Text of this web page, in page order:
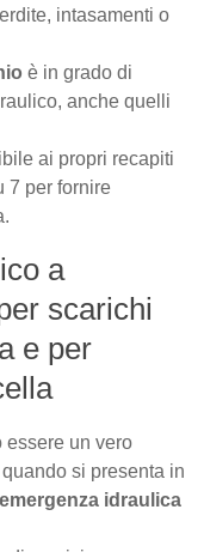
intasamenti o
è in grado di
anche quelli
ai propri recapiti
7 per fornire
a
scarichi
e per
essere un vero
si presenta in
emergenza idraulica